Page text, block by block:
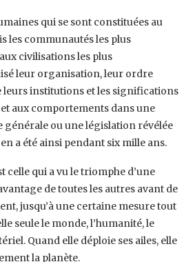
qui se sont constituées au
les communautés les plus
civilisations les plus
leur organisation, leur ordre
leurs institutions et les significations
aux comportements dans une
ou une législation révélée
a été ainsi pendant six mille ans.
celle qui a vu le triomphe d’une
de toutes les autres avant de
jusqu’à une certaine mesure tout
seule le monde, l’humanité, le
Quand elle déploie ses ailes, elle
la planète.